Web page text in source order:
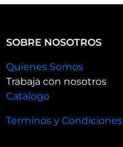
SOBRE NOSOTROS
Quienes Somos
Trabaja con nosotros
Catalogo
Terminos y Condiciones